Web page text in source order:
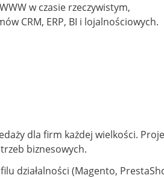
w czasie rzeczywistym,
CRM, ERP, BI i lojalnościowych.
dla firm każdej wielkości.
biznesowych.
działalności (Magento,